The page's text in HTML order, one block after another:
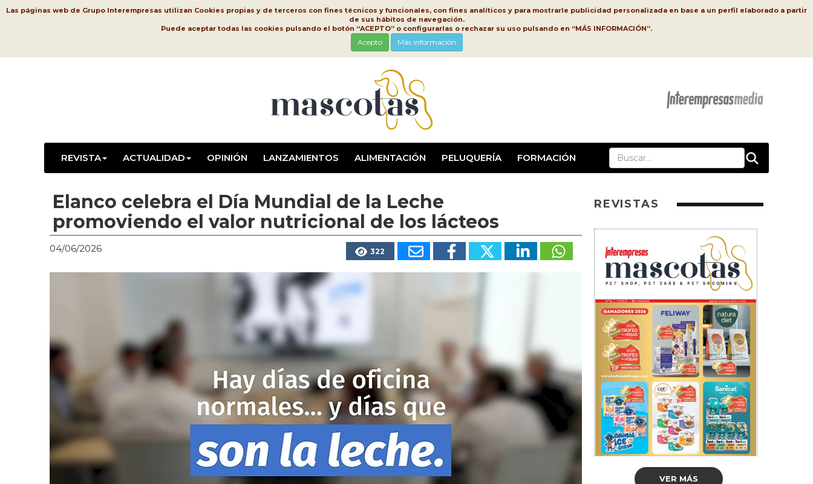
Las páginas web de Grupo Interempresas utilizan Cookies propias y de terceros con fines técnicos y funcionales, con fines analíticos y para mostrarle publicidad personalizada en base a un perfil elaborado a partir
de sus hábitos de navegación.
Puede aceptar todas las cookies pulsando el botón “ACEPTO” o configurarlas o rechazar su uso pulsando en “MÁS INFORMACIÓN”.
Acepto Más información
REVISTA ACTUALIDAD OPINIÓN LANZAMIENTOS ALIMENTACIÓN PELUQUERÍA FORMACIÓN
Elanco celebra el Día Mundial de la Leche
promoviendo el valor nutricional de los lácteos
04/06/2026 322
REVISTAS
VER MÁS